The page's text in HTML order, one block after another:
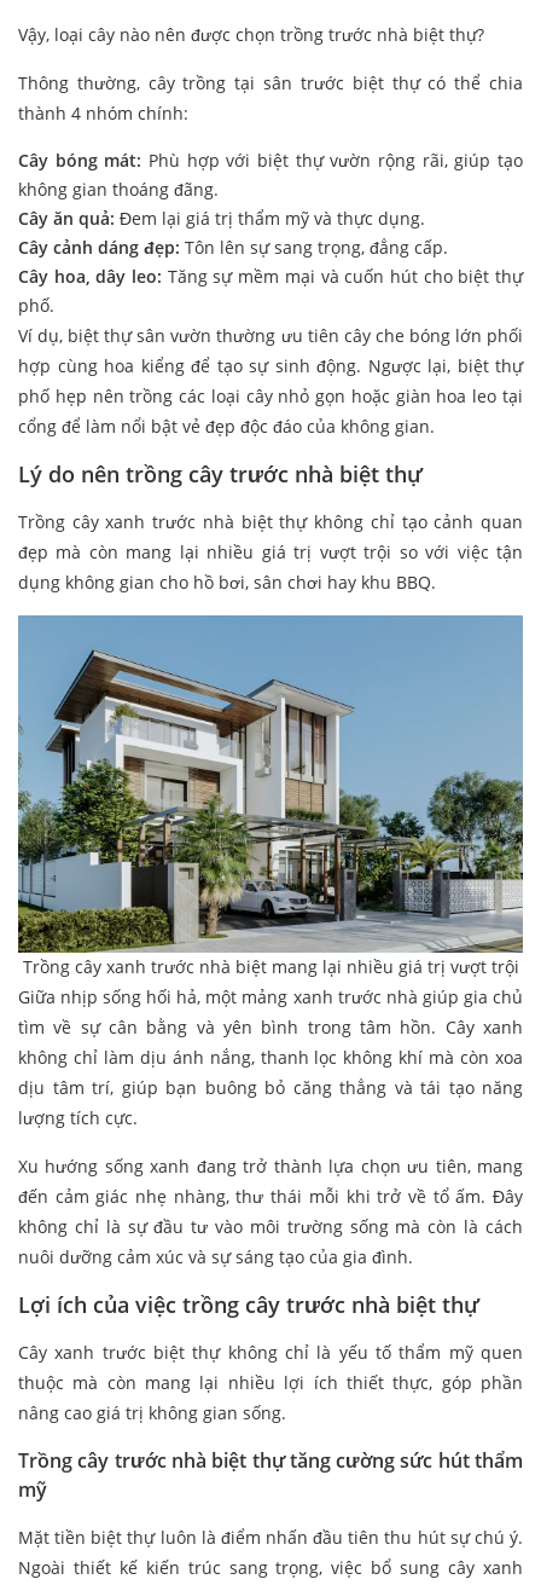
Vậy, loại cây nào nên được chọn trồng trước nhà biệt thự?
Thông thường, cây trồng tại sân trước biệt thự có thể chia
thành 4 nhóm chính:
Cây bóng mát: Phù hợp với biệt thự vườn rộng rãi, giúp tạo
không gian thoáng đãng.
Cây ăn quả: Đem lại giá trị thẩm mỹ và thực dụng.
Cây cảnh dáng đẹp: Tôn lên sự sang trọng, đẳng cấp.
Cây hoa, dây leo: Tăng sự mềm mại và cuốn hút cho biệt thự
phố.
Ví dụ, biệt thự sân vườn thường ưu tiên cây che bóng lớn phối
hợp cùng hoa kiểng để tạo sự sinh động. Ngược lại, biệt thự
phố hẹp nên trồng các loại cây nhỏ gọn hoặc giàn hoa leo tại
cổng để làm nổi bật vẻ đẹp độc đáo của không gian.
Lý do nên trồng cây trước nhà biệt thự
Trồng cây xanh trước nhà biệt thự không chỉ tạo cảnh quan
đẹp mà còn mang lại nhiều giá trị vượt trội so với việc tận
dụng không gian cho hồ bơi, sân chơi hay khu BBQ.
Trồng cây xanh trước nhà biệt mang lại nhiều giá trị vượt trội
Giữa nhịp sống hối hả, một mảng xanh trước nhà giúp gia chủ
tìm về sự cân bằng và yên bình trong tâm hồn. Cây xanh
không chỉ làm dịu ánh nắng, thanh lọc không khí mà còn xoa
dịu tâm trí, giúp bạn buông bỏ căng thẳng và tái tạo năng
lượng tích cực.
Xu hướng sống xanh đang trở thành lựa chọn ưu tiên, mang
đến cảm giác nhẹ nhàng, thư thái mỗi khi trở về tổ ấm. Đây
không chỉ là sự đầu tư vào môi trường sống mà còn là cách
nuôi dưỡng cảm xúc và sự sáng tạo của gia đình.
Lợi ích của việc trồng cây trước nhà biệt thự
Cây xanh trước biệt thự không chỉ là yếu tố thẩm mỹ quen
thuộc mà còn mang lại nhiều lợi ích thiết thực, góp phần
nâng cao giá trị không gian sống.
Trồng cây trước nhà biệt thự tăng cường sức hút thẩm
mỹ
Mặt tiền biệt thự luôn là điểm nhấn đầu tiên thu hút sự chú ý.
Ngoài thiết kế kiến trúc sang trọng, việc bổ sung cây xanh